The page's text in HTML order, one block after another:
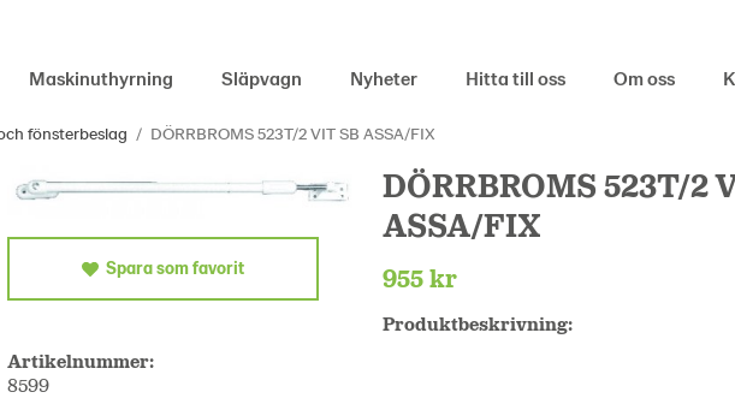
Maskinuthyrning Släpvagn Nyheter Hitta till oss Om oss
fönsterbeslag / DÖRRBROMS 523T/2 VIT SB ASSA/FIX
DÖRRBROMS 523T/2
ASSA/FIX
955 kr
Produktbeskrivning:
Spara som favorit
Artikelnummer:
8599